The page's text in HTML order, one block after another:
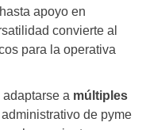
apoyo en
convierte al
para la operativa
a múltiples
de pyme